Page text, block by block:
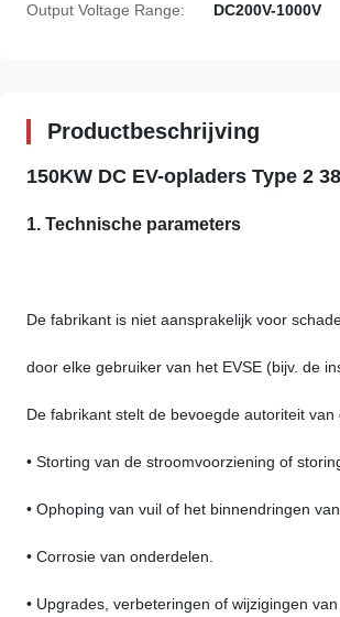
Output Voltage Range: DC200V-1000V
Productbeschrijving
150KW DC EV-opladers Type 2
1. Technische parameters
De fabrikant is niet aansprakelijk voor
door elke gebruiker van het EVSE (bijv. de
De fabrikant stelt de bevoegde autoriteit
• Storting van de stroomvoorziening of
• Ophoping van vuil of het binnendringen
• Corrosie van onderdelen.
• Upgrades, verbeteringen of wijzigingen